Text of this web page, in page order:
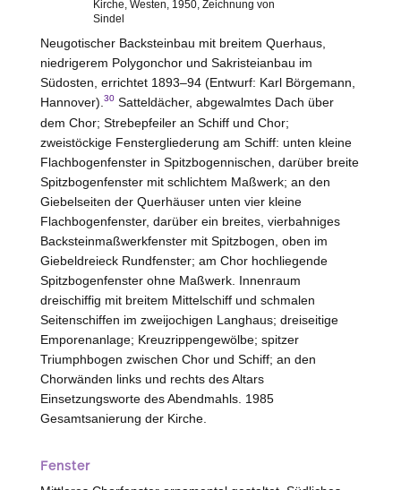
Kirche,Westen, 1950, Zeichnung von
Sindel
Neugotischer Backsteinbau mit breitem Querhaus,
niedrigerem Polygonchor und Sakristeianbau im
Südosten, errichtet 1893–94 (Entwurf: Karl Börgemann,
Hannover). 30Satteldächer, abgewalmtes Dach über
dem Chor; Strebepfeiler an Schiff und Chor;
zweistöckige Fenstergliederung am Schiff: unten kleine
Flachbogenfenster in Spitzbogennischen, darüber breite
Spitzbogenfenster mit schlichtem Maßwerk; an den
Giebelseiten der Querhäuser unten vier kleine
Flachbogenfenster, darüber ein breites, vierbahniges
Backsteinmaßwerkfenster mit Spitzbogen, oben im
Giebeldreieck Rundfenster; am Chor hochliegende
Spitzbogenfenster ohne Maßwerk. Innenraum
dreischiffig mit breitem Mittelschiff und schmalen
Seitenschiffen im zweijochigen Langhaus; dreiseitige
Emporenanlage; Kreuzrippengewölbe; spitzer
Triumphbogen zwischen Chor und Schiff; an den
Chorwänden links und rechts des Altars
Einsetzungsworte des Abendmahls. 1985
Gesamtsanierung der Kirche.
Fenster